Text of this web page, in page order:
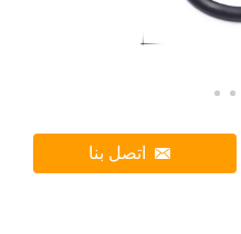
اتصل بنا